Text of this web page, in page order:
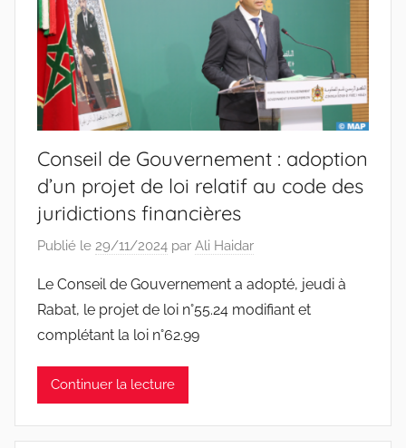
Conseil de Gouvernement : adoption
d’un projet de loi relatif au code des
juridictions financières
Publié le 29/11/2024 par Ali Haidar
Le Conseil de Gouvernement a adopté, jeudi à
Rabat, le projet de loi n°55.24 modifiant et
complétant la loi n°62.99
Continuer la lecture